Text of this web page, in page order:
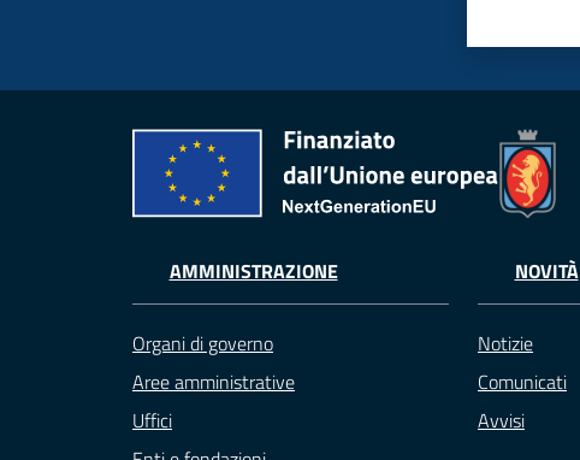
AMMINISTRAZIONE
Organi di governo
Aree amministrative
Uffici
NOVITÀ
Notizie
Comunicati
Avvisi